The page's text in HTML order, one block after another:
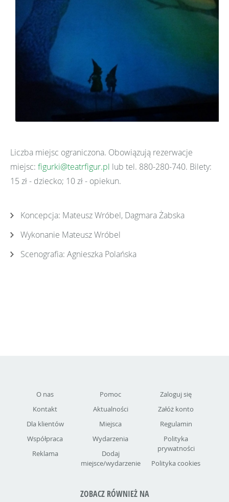
Liczba miejsc ograniczona. Obowiązują rezerwacje
miejsc: figurki@teatrfigur.pl lub tel. 880-280-740. Bilety:
15 zł - dziecko; 10 zł - opiekun.
Koncepcja: Mateusz Wróbel, Dagmara Żabska
Wykonanie Mateusz Wróbel
Scenografia: Agnieszka Polańska
O nas
Kontakt
Dla klientów
Współpraca
Reklama
Pomoc
Aktualności
Miejsca
Wydarzenia
Dodaj
miejsce/wydarzenie
Zaloguj się
Załóż konto
Regulamin
Polityka
prywatności
Polityka cookies
ZOBACZ RÓWNIEŻ NA